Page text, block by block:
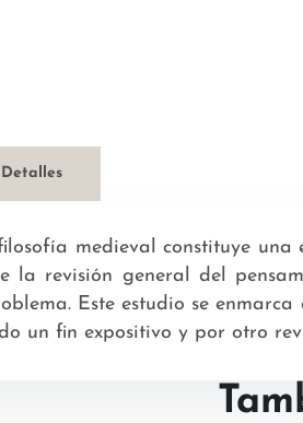
Detalles
medieval constituye una
la revisión general del
Este estudio se
un fin expositivo y por otro